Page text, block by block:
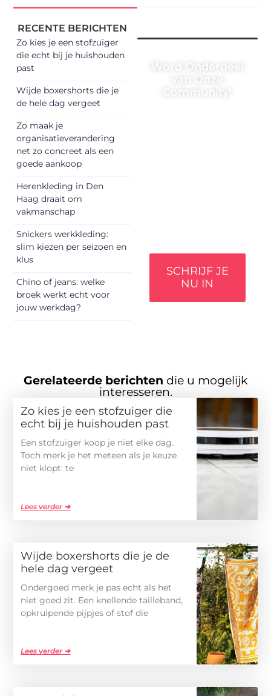
RECENTE BERICHTEN
Zo kies je een stofzuiger
die echt bij je huishouden
past
Wijde boxershorts die je
de hele dag vergeet
Zo maak je
organisatieverandering
net zo concreet als een
goede aankoop
Herenkleding in Den
Haag draait om
vakmanschap
Snickers werkkleding:
slim kiezen per seizoen en
klus
Chino of jeans: welke
broek werkt echt voor
jouw werkdag?
Word Onderdeel
van Onze
Community!
SCHRIJF JE
NU IN
Gerelateerde berichten die u mogelijk
interesseren.
Zo kies je een stofzuiger die
echt bij je huishouden past
Een stofzuiger koop je niet elke dag.
Toch merk je het meteen als je keuze
niet klopt: te
Lees verder ➜
Wijde boxershorts die je de
hele dag vergeet
Ondergoed merk je pas echt als het
niet goed zit. Een knellende tailleband,
opkruipende pijpjes of stof die
Lees verder ➜